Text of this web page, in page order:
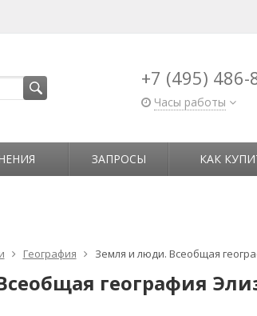
+7 (495) 486-
Часы работы
ЗАПРОСЫ КАК
География Земля и люди. Всеобщая
география